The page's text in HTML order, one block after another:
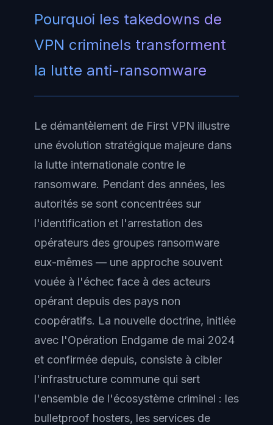
Pourquoi les takedowns de
VPN criminels transforment
la lutte anti-ransomware
Le démantèlement de First VPN illustre
une évolution stratégique majeure dans
la lutte internationale contre le
ransomware. Pendant des années, les
autorités se sont concentrées sur
l'identification et l'arrestation des
opérateurs des groupes ransomware
eux-mêmes — une approche souvent
vouée à l'échec face à des acteurs
opérant depuis des pays non
coopératifs. La nouvelle doctrine, initiée
avec l'Opération Endgame de mai 2024
et confirmée depuis, consiste à cibler
l'infrastructure commune qui sert
l'ensemble de l'écosystème criminel : les
bulletproof hosters, les services de